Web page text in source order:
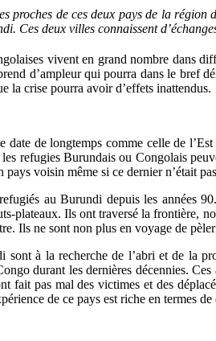
proches de ces deux pays de la
Ces deux villes connaissent
vivent en grand nombre dans
d’ampleur qui pourra dans le bref
la crise pourra avoir d’effets inattendus.
de longtemps comme celle de
refugies Burundais ou Congolais
voisin même si ce dernier n’était
au Burundi depuis les années
plateaux. Ils ont traversé la frontière,
Ils ne sont non plus en voyage de
à la recherche de l’abri et de la
durant les dernières décennies.
fait pas mal des victimes et des
de ce pays est riche en termes